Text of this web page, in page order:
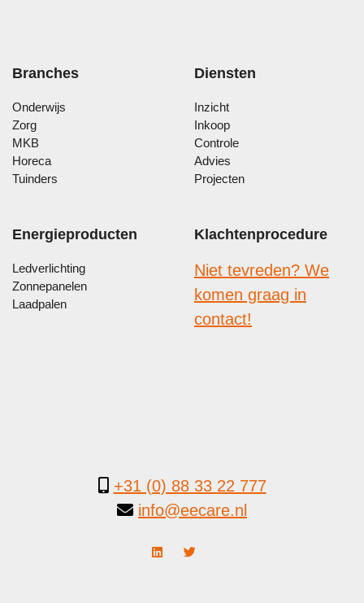
Branches
Onderwijs
Zorg
MKB
Horeca
Tuinders
Diensten
Inzicht
Inkoop
Controle
Advies
Projecten
Energieproducten
Ledverlichting
Zonnepanelen
Laadpalen
Klachtenprocedure
Niet tevreden? We
komen graag in
contact!
+31 (0) 88 33 22 777
info@eecare.nl